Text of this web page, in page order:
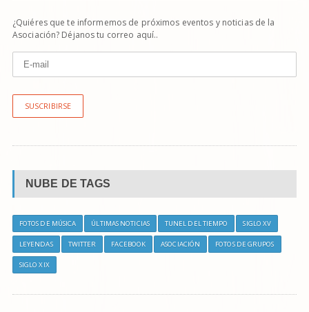
¿Quiéres que te informemos de próximos eventos y noticias de la
Asociación? Déjanos tu correo aquí..
SUSCRIBIRSE
NUBE DE TAGS
FOTOS DE MÚSICA ÚLTIMAS NOTICIAS TUNEL DEL TIEMPO SIGLO XV
LEYENDAS TWITTER FACEBOOK ASOCIACIÓN FOTOS DE GRUPOS
SIGLO XIX